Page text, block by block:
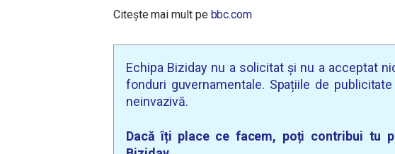
Citește mai mult pe bbc.com
Echipa Biziday nu a solicitat și nu a acceptat
fonduri guvernamentale. Spațiile de
neinvazivă.
Dacă îți place ce facem, poți contribui tu